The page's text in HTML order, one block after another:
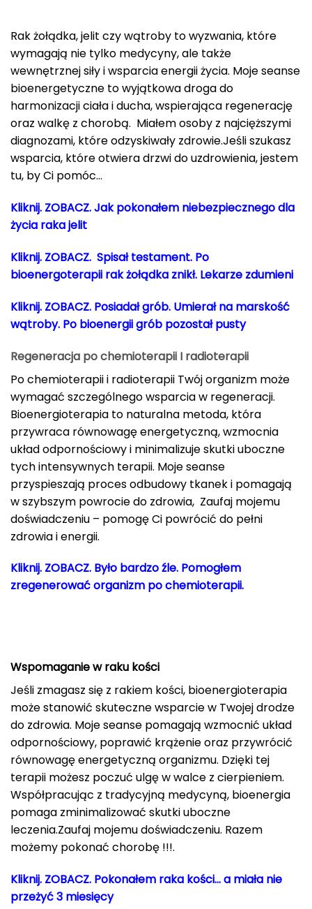
Rak żołądka, jelit czy wątroby to wyzwania, które
wymagają nie tylko medycyny, ale także
wewnętrznej siły i wsparcia energii życia. Moje seanse
bioenergetyczne to wyjątkowa droga do
harmonizacji ciała i ducha, wspierająca regenerację
oraz walkę z chorobą. Miałem osoby z najcięższymi
diagnozami, które odzyskiwały zdrowie.Jeśli szukasz
wsparcia, które otwiera drzwi do uzdrowienia, jestem
tu, by Ci pomóc…
Kliknij. ZOBACZ. Jak pokonałem niebezpiecznego dla
życia raka jelit
Kliknij. ZOBACZ. Spisał testament. Po
bioenergoterapii rak żołądka znikł. Lekarze zdumieni
Kliknij. ZOBACZ. Posiadał grób. Umierał na marskość
wątroby. Po bioenergii grób pozostał pusty
Regeneracja po chemioterapii I radioterapii
Po chemioterapii i radioterapii Twój organizm może
wymagać szczególnego wsparcia w regeneracji.
Bioenergioterapia to naturalna metoda, która
przywraca równowagę energetyczną, wzmocnia
układ odpornościowy i minimalizuje skutki uboczne
tych intensywnych terapii. Moje seanse
przyspieszają proces odbudowy tkanek i pomagają
w szybszym powrocie do zdrowia, Zaufaj mojemu
doświadczeniu – pomogę Ci powrócić do pełni
zdrowia i energii.
Kliknij. ZOBACZ. Było bardzo źle. Pomogłem
zregenerować organizm po chemioterapii.
Wspomaganie w raku kości
Jeśli zmagasz się z rakiem kości, bioenergioterapia
może stanowić skuteczne wsparcie w Twojej drodze
do zdrowia. Moje seanse pomagają wzmocnić układ
odpornościowy, poprawić krążenie oraz przywrócić
równowagę energetyczną organizmu. Dzięki tej
terapii możesz poczuć ulgę w walce z cierpieniem.
Współpracując z tradycyjną medycyną, bioenergia
pomaga zminimalizować skutki uboczne
leczenia.Zaufaj mojemu doświadczeniu. Razem
możemy pokonać chorobę !!!.
Kliknij. ZOBACZ. Pokonałem raka kości… a miała nie
przeżyć 3 miesięcy